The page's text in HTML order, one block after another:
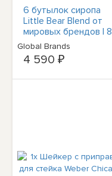
6 бутылок сиропа
Little Bear Blend от
мировых брендов | 8
унций | Быстрая
доставка!
Global Brands
4 590 ₽